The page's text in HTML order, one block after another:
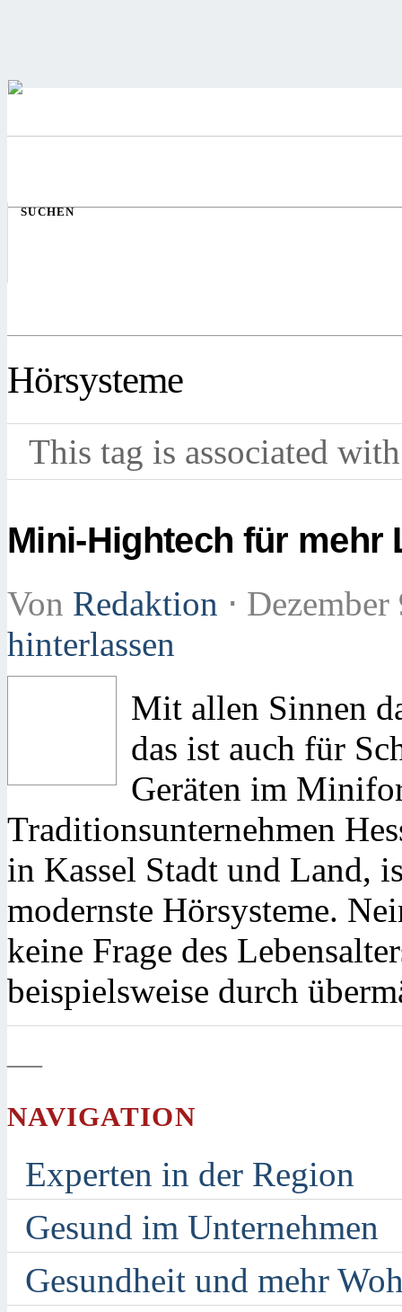
SUCHEN
Hörsysteme
This tag is associated
Mini-Hightech für mehr
Von Redaktion ⋅
hinterlassen
Mit allen Sinnen
das ist auch für
Geräten im
Traditionsunternehmen
in Kassel Stadt und Land,
modernste Hörsysteme.
keine Frage des
beispielsweise durch
—
NAVIGATION
Experten in der Region
Gesund im Unternehmen
Gesundheit und mehr